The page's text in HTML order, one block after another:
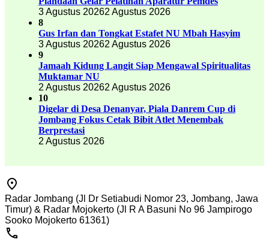
3 Agustus 20262 Agustus 2026
8
Gus Irfan dan Tongkat Estafet NU Mbah Hasyim
3 Agustus 20262 Agustus 2026
9
Jamaah Kidung Langit Siap Mengawal Spiritualitas
Muktamar NU
2 Agustus 20262 Agustus 2026
10
Digelar di Desa Denanyar, Piala Danrem Cup di
Jombang Fokus Cetak Bibit Atlet Menembak
Berprestasi
2 Agustus 2026
Radar Jombang (Jl Dr Setiabudi Nomor 23, Jombang, Jawa
Timur) & Radar Mojokerto (Jl R A Basuni No 96 Jampirogo
Sooko Mojokerto 61361)